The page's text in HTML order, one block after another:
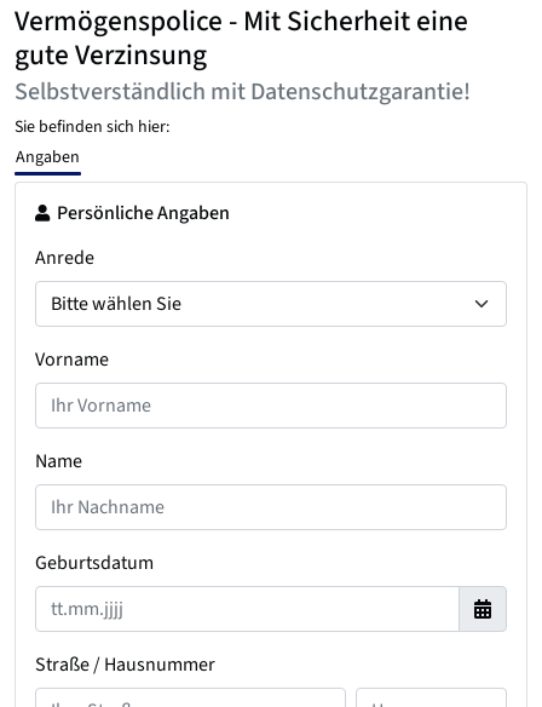
Vermögenspolice - Mit Sicherheit eine
gute Verzinsung
Selbstverständlich mit Datenschutzgarantie!
Sie befinden sich hier:
Angaben
Persönliche Angaben
Anrede
Vorname
Name
Geburtsdatum
Straße / Hausnummer